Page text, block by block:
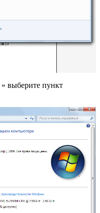
» выберите пункт